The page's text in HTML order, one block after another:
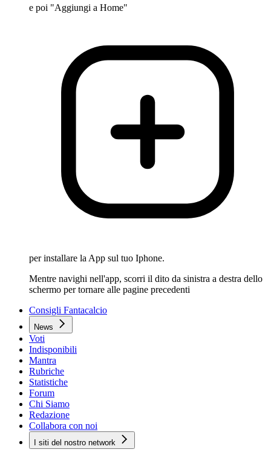
e poi "Aggiungi a Home"
per installare la App sul tuo Iphone.
Mentre navighi nell'app, scorri il dito da sinistra a destra dello
schermo per tornare alle pagine precedenti
Consigli Fantacalcio
News
Voti
Indisponibili
Mantra
Rubriche
Statistiche
Forum
Chi Siamo
Redazione
Collabora con noi
I siti del nostro network